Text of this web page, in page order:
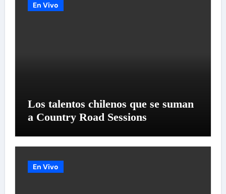
En Vivo
Los talentos chilenos que se suman
a Country Road Sessions
En Vivo